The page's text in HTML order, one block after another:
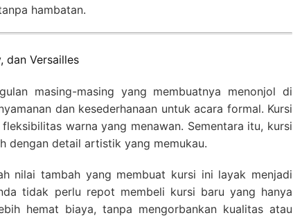
hambatan.
dan Versailles
masing-masing yang membuatnya menonjol di
dan kesederhanaan untuk acara formal. Kursi
warna yang menawan. Sementara itu, kursi
dengan detail artistik yang memukau.
nilai tambah yang membuat kursi ini layak menjadi
tidak perlu repot membeli kursi baru yang hanya
hemat biaya, tanpa mengorbankan kualitas atau